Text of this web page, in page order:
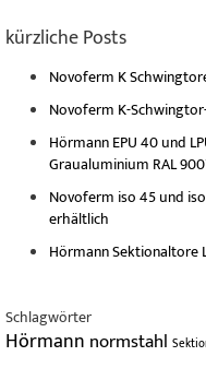
kürzliche Posts
Novoferm K
Novoferm K-
Hörmann EPU 40 und
Graualuminium RAL
Novoferm iso 45 und
erhältlich
Hörmann Sektionaltore
Schlagwörter
Hörmann normstahl